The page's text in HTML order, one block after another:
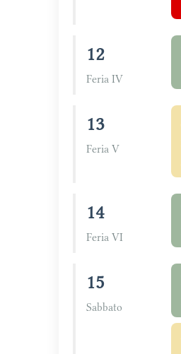
12
Feria IV
13
Feria V
14
Feria VI
15
Sabbato